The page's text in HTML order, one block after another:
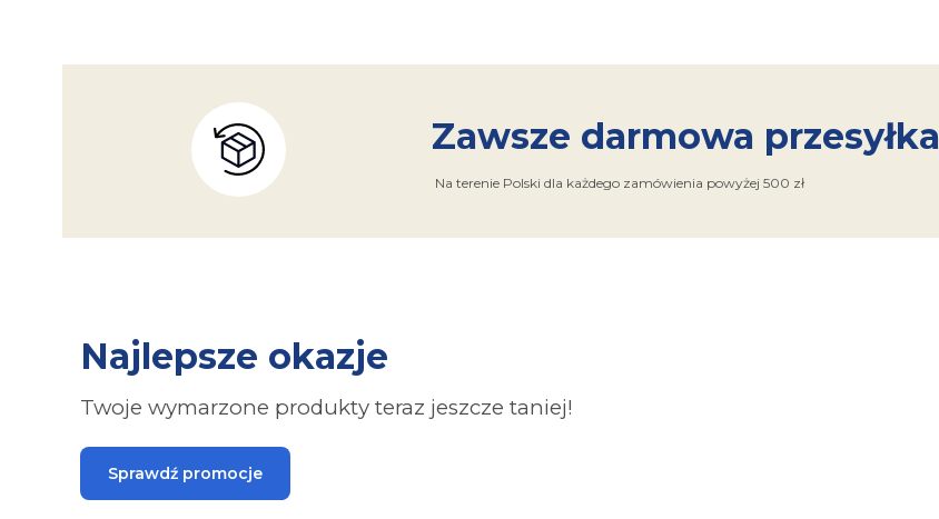
Zawsze darmowa przesyłka
Na terenie Polski dla każdego zamówienia powyżej 500 zł
Najlepsze okazje
Twoje wymarzone produkty teraz jeszcze taniej!
Sprawdź promocje